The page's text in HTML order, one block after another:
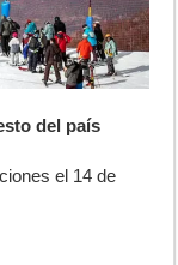
del país
el 14 de